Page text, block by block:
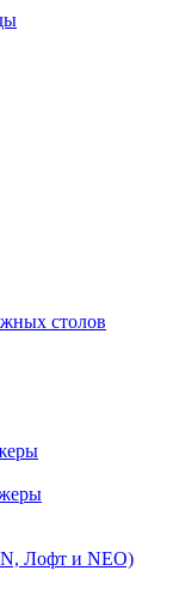
столов
Лофт и NEO)